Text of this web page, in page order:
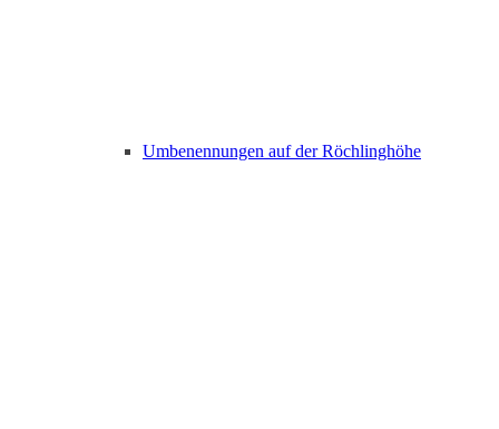
Umbenennungen auf der Röchlinghöhe